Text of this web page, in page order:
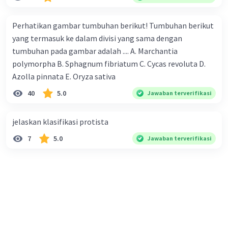
Beri Rating Balas
Perhatikan gambar tumbuhan berikut! Tumbuhan berikut
yang termasuk ke dalam divisi yang sama dengan
tumbuhan pada gambar adalah .... A. Marchantia
polymorpha B. Sphagnum fibriatum C. Cycas revoluta D.
Azolla pinnata E. Oryza sativa
40 5.0 Jawaban terverifikasi
jelaskan klasifikasi protista
7 5.0 Jawaban terverifikasi